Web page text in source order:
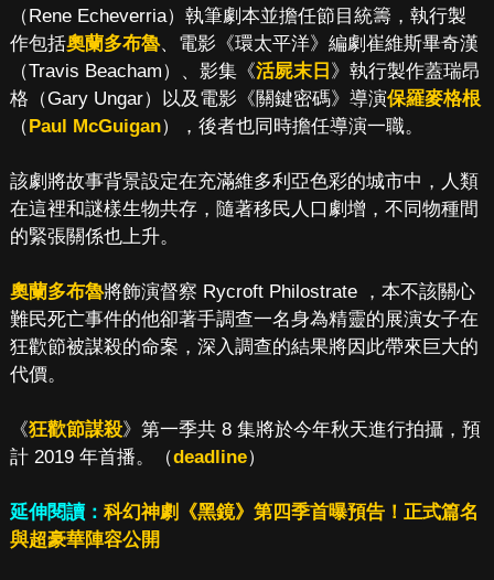
（Rene Echeverria）執筆劇本並擔任節目統籌，執行製
作包括奧蘭多布魯、電影《環太平洋》編劇崔維斯畢奇漢
（Travis Beacham）、影集《活屍末日 》執行製作蓋瑞昂
格（Gary Ungar）以及電影《關鍵密碼》導演保羅麥格根
（Paul McGuigan），後者也同時擔任導演一職。
該劇將故事背景設定在充滿維多利亞色彩的城市中，人類
在這裡和謎樣生物共存，隨著移民人口劇增，不同物種間
的緊張關係也上升。
奧蘭多布魯將飾演督察 Rycroft Philostrate ，本不該關心
難民死亡事件的他卻著手調查一名身為精靈的展演女子在
狂歡節被謀殺的命案，深入調查的結果將因此帶來巨大的
代價。
《狂歡節謀殺》第一季共 8 集將於今年秋天進行拍攝，預
計 2019 年首播。（deadline）
延伸閱讀： 科幻神劇《黑鏡》第四季首曝預告！正式篇名
與超豪華陣容公開